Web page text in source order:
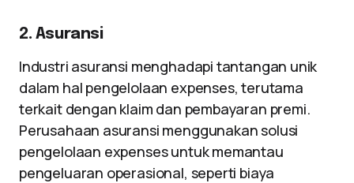
2. Asuransi
Industri asuransi menghadapi tantangan unik
dalam hal pengelolaan expenses, terutama
terkait dengan klaim dan pembayaran premi.
Perusahaan asuransi menggunakan solusi
pengelolaan expenses untuk memantau
pengeluaran operasional, seperti biaya